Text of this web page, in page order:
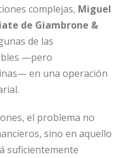
complejas, Miguel
de Giambrone &
de las
—pero
en una operación
el problema no
sino en aquello
suficientemente